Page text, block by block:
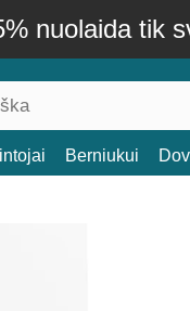
nuolaida tik
Berniukui